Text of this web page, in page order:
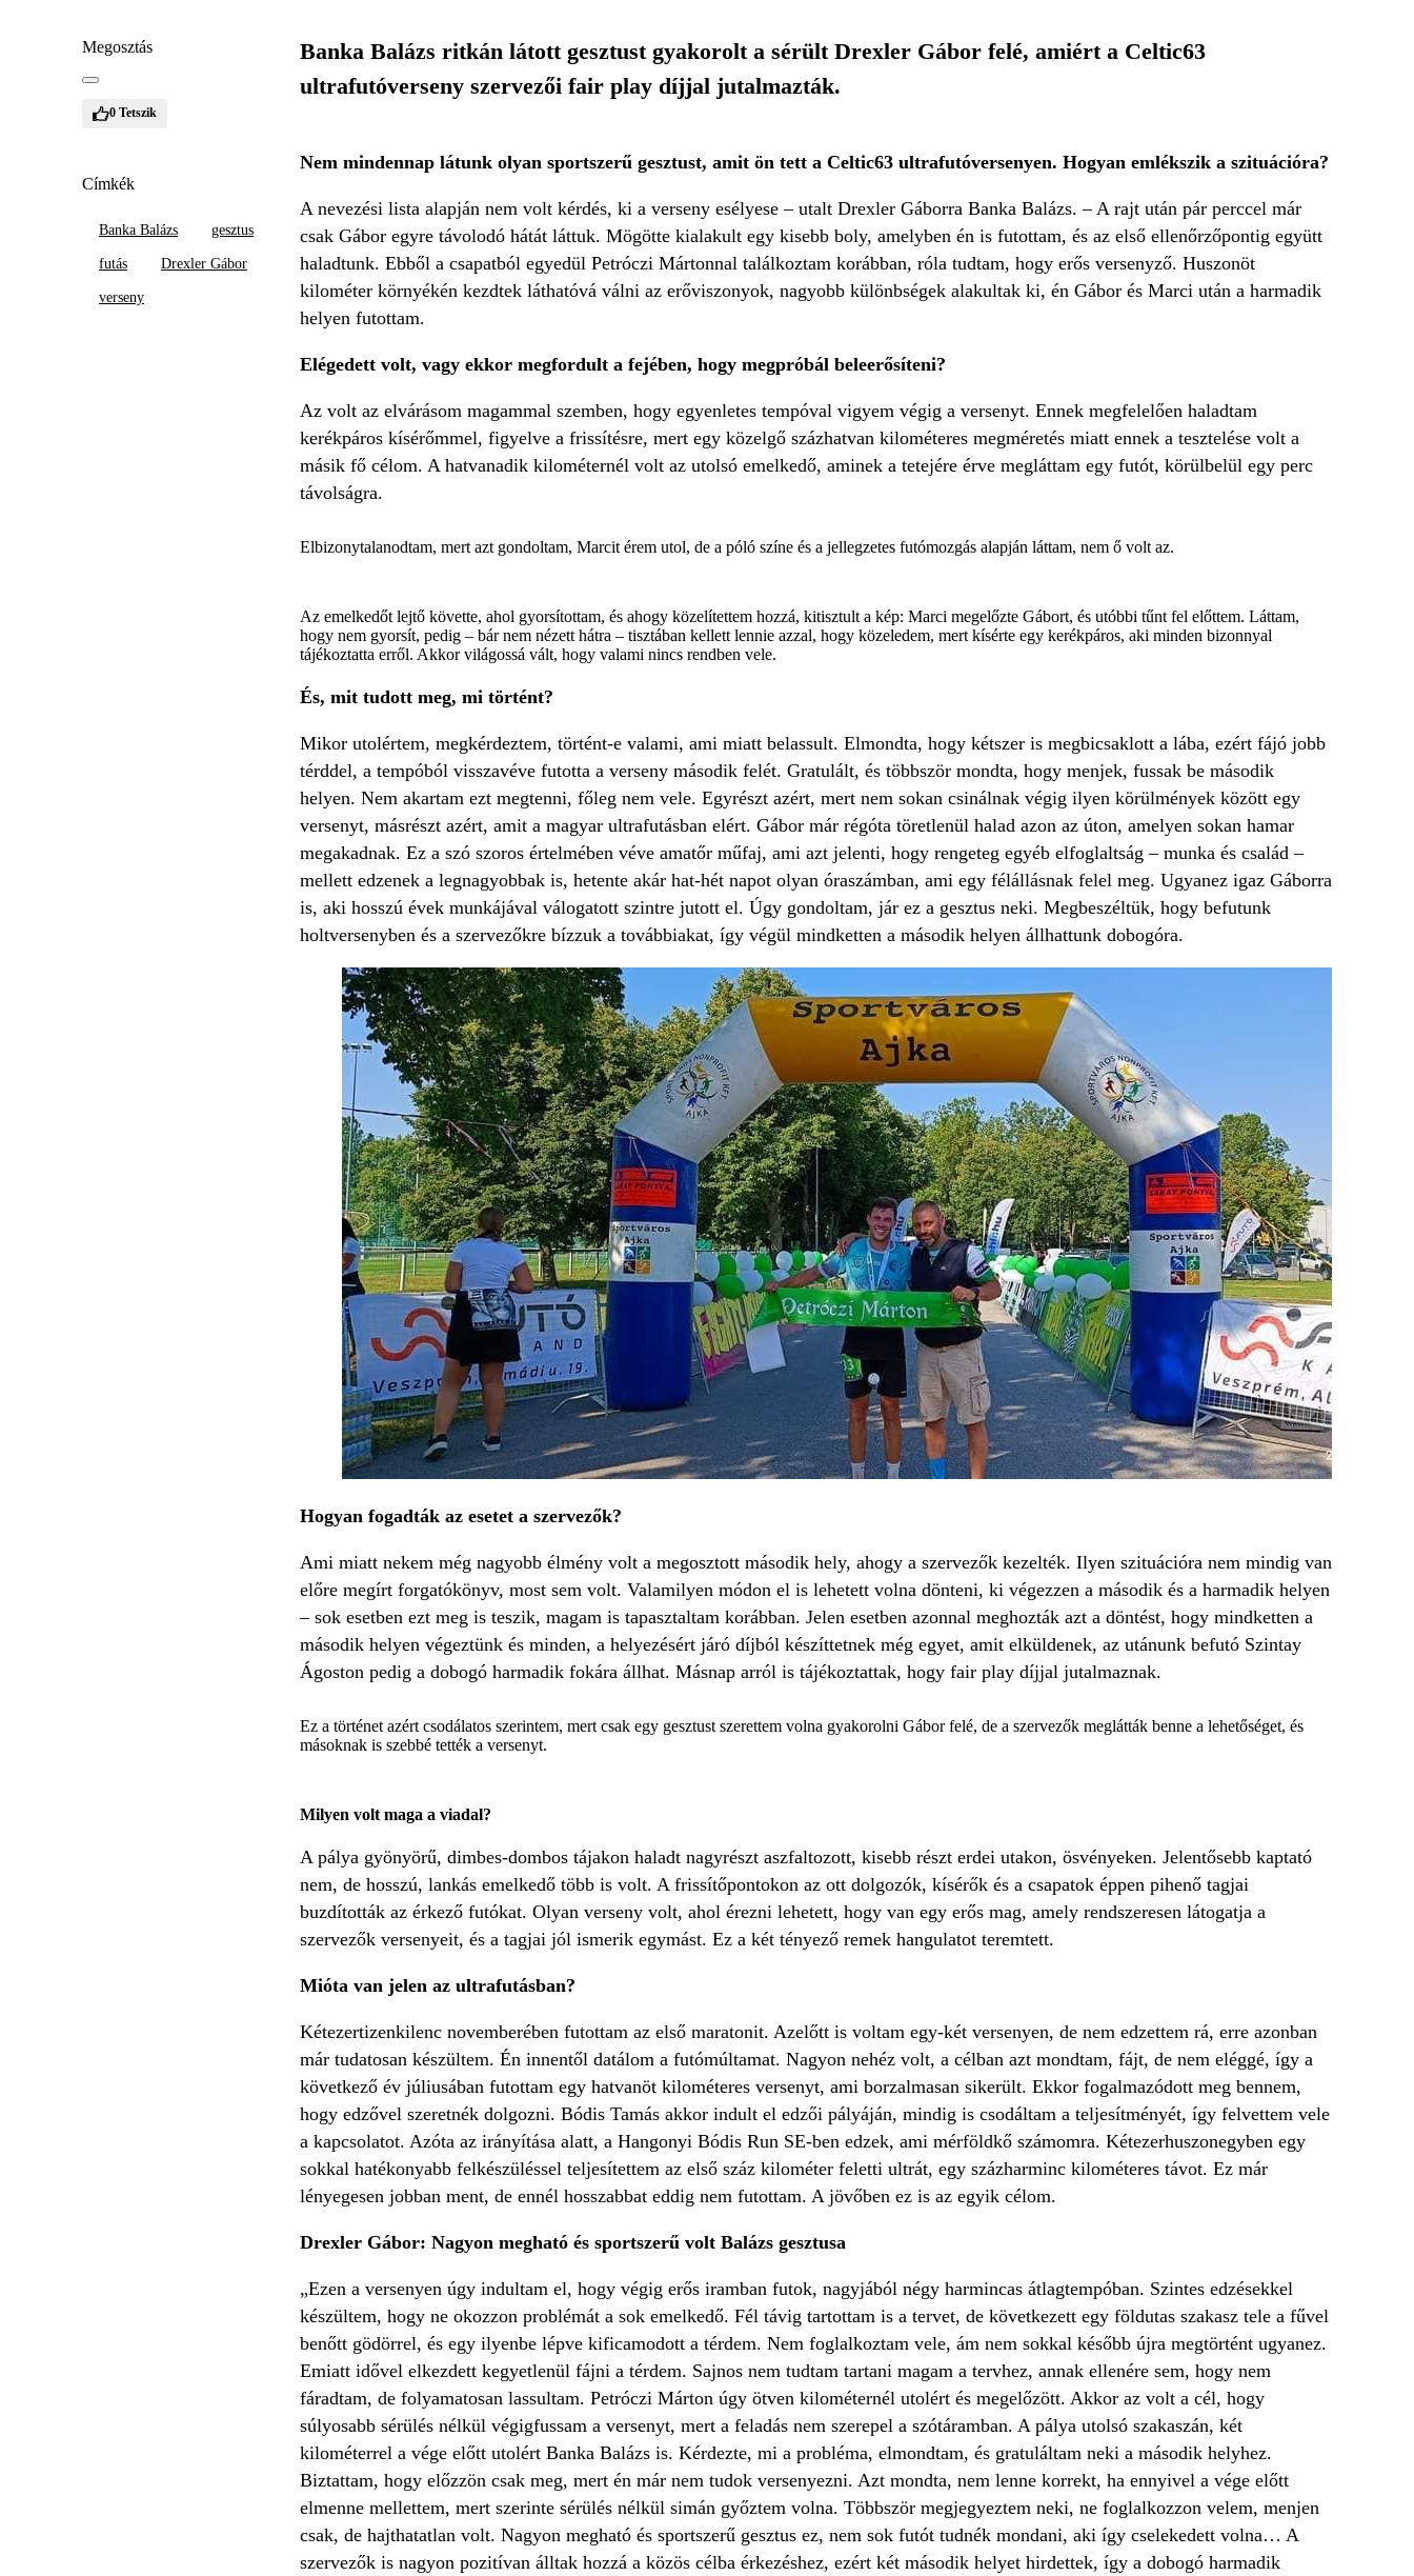
Megosztás
0 Tetszik
Címkék
Banka Balázs gesztus
futás Drexler Gábor
verseny
Banka Balázs ritkán látott gesztust gyakorolt a sérült Drexler Gábor felé, amiért a Celtic63
ultrafutóverseny szervezői fair play díjjal jutalmazták.
Nem mindennap látunk olyan sportszerű gesztust, amit ön tett a Celtic63 ultrafutóversenyen. Hogyan emlékszik a szituációra?
A nevezési lista alapján nem volt kérdés, ki a verseny esélyese – utalt Drexler Gáborra Banka Balázs. – A rajt után pár perccel már
csak Gábor egyre távolodó hátát láttuk. Mögötte kialakult egy kisebb boly, amelyben én is futottam, és az első ellenőrzőpontig együtt
haladtunk. Ebből a csapatból egyedül Petróczi Mártonnal találkoztam korábban, róla tudtam, hogy erős versenyző. Huszonöt
kilométer környékén kezdtek láthatóvá válni az erőviszonyok, nagyobb különbségek alakultak ki, én Gábor és Marci után a harmadik
helyen futottam.
Elégedett volt, vagy ekkor megfordult a fejében, hogy megpróbál beleerősíteni?
Az volt az elvárásom magammal szemben, hogy egyenletes tempóval vigyem végig a versenyt. Ennek megfelelően haladtam
kerékpáros kísérőmmel, figyelve a frissítésre, mert egy közelgő százhatvan kilométeres megméretés miatt ennek a tesztelése volt a
másik fő célom. A hatvanadik kilométernél volt az utolsó emelkedő, aminek a tetejére érve megláttam egy futót, körülbelül egy perc
távolságra.
Elbizonytalanodtam, mert azt gondoltam, Marcit érem utol, de a póló színe és a jellegzetes futómozgás alapján láttam, nem ő volt az.
Az emelkedőt lejtő követte, ahol gyorsítottam, és ahogy közelítettem hozzá, kitisztult a kép: Marci megelőzte Gábort, és utóbbi tűnt fel előttem. Láttam,
hogy nem gyorsít, pedig – bár nem nézett hátra – tisztában kellett lennie azzal, hogy közeledem, mert kísérte egy kerékpáros, aki minden bizonnyal
tájékoztatta erről. Akkor világossá vált, hogy valami nincs rendben vele.
És, mit tudott meg, mi történt?
Mikor utolértem, megkérdeztem, történt-e valami, ami miatt belassult. Elmondta, hogy kétszer is megbicsaklott a lába, ezért fájó jobb
térddel, a tempóból visszavéve futotta a verseny második felét. Gratulált, és többször mondta, hogy menjek, fussak be második
helyen. Nem akartam ezt megtenni, főleg nem vele. Egyrészt azért, mert nem sokan csinálnak végig ilyen körülmények között egy
versenyt, másrészt azért, amit a magyar ultrafutásban elért. Gábor már régóta töretlenül halad azon az úton, amelyen sokan hamar
megakadnak. Ez a szó szoros értelmében véve amatőr műfaj, ami azt jelenti, hogy rengeteg egyéb elfoglaltság – munka és család –
mellett edzenek a legnagyobbak is, hetente akár hat-hét napot olyan óraszámban, ami egy félállásnak felel meg. Ugyanez igaz Gáborra
is, aki hosszú évek munkájával válogatott szintre jutott el. Úgy gondoltam, jár ez a gesztus neki. Megbeszéltük, hogy befutunk
holtversenyben és a szervezőkre bízzuk a továbbiakat, így végül mindketten a második helyen állhattunk dobogóra.
Hogyan fogadták az esetet a szervezők?
Ami miatt nekem még nagyobb élmény volt a megosztott második hely, ahogy a szervezők kezelték. Ilyen szituációra nem mindig van
előre megírt forgatókönyv, most sem volt. Valamilyen módon el is lehetett volna dönteni, ki végezzen a második és a harmadik helyen
– sok esetben ezt meg is teszik, magam is tapasztaltam korábban. Jelen esetben azonnal meghozták azt a döntést, hogy mindketten a
második helyen végeztünk és minden, a helyezésért járó díjból készíttetnek még egyet, amit elküldenek, az utánunk befutó Szintay
Ágoston pedig a dobogó harmadik fokára állhat. Másnap arról is tájékoztattak, hogy fair play díjjal jutalmaznak.
Ez a történet azért csodálatos szerintem, mert csak egy gesztust szerettem volna gyakorolni Gábor felé, de a szervezők meglátták benne a lehetőséget, és
másoknak is szebbé tették a versenyt.
Milyen volt maga a viadal?
A pálya gyönyörű, dimbes-dombos tájakon haladt nagyrészt aszfaltozott, kisebb részt erdei utakon, ösvényeken. Jelentősebb kaptató
nem, de hosszú, lankás emelkedő több is volt. A frissítőpontokon az ott dolgozók, kísérők és a csapatok éppen pihenő tagjai
buzdították az érkező futókat. Olyan verseny volt, ahol érezni lehetett, hogy van egy erős mag, amely rendszeresen látogatja a
szervezők versenyeit, és a tagjai jól ismerik egymást. Ez a két tényező remek hangulatot teremtett.
Mióta van jelen az ultrafutásban?
Kétezertizenkilenc novemberében futottam az első maratonit. Azelőtt is voltam egy-két versenyen, de nem edzettem rá, erre azonban
már tudatosan készültem. Én innentől datálom a futómúltamat. Nagyon nehéz volt, a célban azt mondtam, fájt, de nem eléggé, így a
következő év júliusában futottam egy hatvanöt kilométeres versenyt, ami borzalmasan sikerült. Ekkor fogalmazódott meg bennem,
hogy edzővel szeretnék dolgozni. Bódis Tamás akkor indult el edzői pályáján, mindig is csodáltam a teljesítményét, így felvettem vele
a kapcsolatot. Azóta az irányítása alatt, a Hangonyi Bódis Run SE-ben edzek, ami mérföldkő számomra. Kétezerhuszonegyben egy
sokkal hatékonyabb felkészüléssel teljesítettem az első száz kilométer feletti ultrát, egy százharminc kilométeres távot. Ez már
lényegesen jobban ment, de ennél hosszabbat eddig nem futottam. A jövőben ez is az egyik célom.
Drexler Gábor: Nagyon megható és sportszerű volt Balázs gesztusa
„Ezen a versenyen úgy indultam el, hogy végig erős iramban futok, nagyjából négy harmincas átlagtempóban. Szintes edzésekkel
készültem, hogy ne okozzon problémát a sok emelkedő. Fél távig tartottam is a tervet, de következett egy földutas szakasz tele a fűvel
benőtt gödörrel, és egy ilyenbe lépve kificamodott a térdem. Nem foglalkoztam vele, ám nem sokkal később újra megtörtént ugyanez.
Emiatt idővel elkezdett kegyetlenül fájni a térdem. Sajnos nem tudtam tartani magam a tervhez, annak ellenére sem, hogy nem
fáradtam, de folyamatosan lassultam. Petróczi Márton úgy ötven kilométernél utolért és megelőzött. Akkor az volt a cél, hogy
súlyosabb sérülés nélkül végigfussam a versenyt, mert a feladás nem szerepel a szótáramban. A pálya utolsó szakaszán, két
kilométerrel a vége előtt utolért Banka Balázs is. Kérdezte, mi a probléma, elmondtam, és gratuláltam neki a második helyhez.
Biztattam, hogy előzzön csak meg, mert én már nem tudok versenyezni. Azt mondta, nem lenne korrekt, ha ennyivel a vége előtt
elmenne mellettem, mert szerinte sérülés nélkül simán győztem volna. Többször megjegyeztem neki, ne foglalkozzon velem, menjen
csak, de hajthatatlan volt. Nagyon megható és sportszerű gesztus ez, nem sok futót tudnék mondani, aki így cselekedett volna… A
szervezők is nagyon pozitívan álltak hozzá a közös célba érkezéshez, ezért két második helyet hirdettek, így a dobogó harmadik